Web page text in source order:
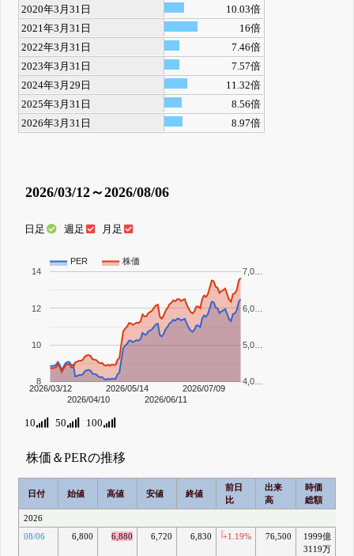
2020年3月31日
10.03倍
2021年3月31日
16倍
2022年3月31日
7.46倍
2023年3月31日
7.57倍
2024年3月29日
11.32倍
2025年3月31日
8.56倍
2026年3月31日
8.97倍
2026/03/12～2026/08/06
日足 週足 月足
PER 株価
2026/03/12
2026/04/10
2026/05/14
2026/06/11
2026/07/09
8
10
12
14
4,0…
5,0…
6,0…
7,0…
10 50 100
株価＆PERの推移
日付 始値 高値 安値 終値
前日
比
出来
高
時価
総額
2026
08/06
6,800 6,880 6,720 6,830 +1.19% 76,500
1999億
3119万